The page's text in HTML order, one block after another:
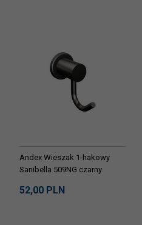
Andex Wieszak 1-hakowy
Sanibella 509NG czarny
52,00 PLN